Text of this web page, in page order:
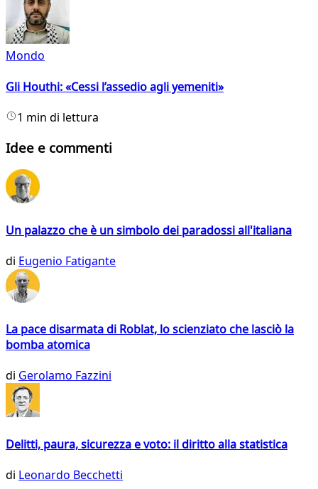
Mondo
Gli Houthi: «Cessi l’assedio agli yemeniti»
1 min di lettura
Idee e commenti
Un palazzo che è un simbolo dei paradossi all'italiana
di Eugenio Fatigante
La pace disarmata di Roblat, lo scienziato che lasciò la
bomba atomica
di Gerolamo Fazzini
Delitti, paura, sicurezza e voto: il diritto alla statistica
di Leonardo Becchetti